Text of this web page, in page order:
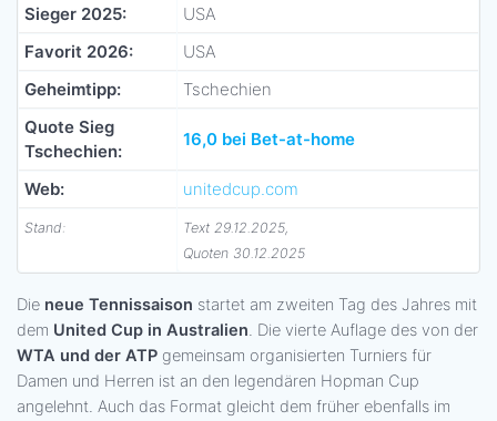
Sieger 2025:
USA
Favorit 2026:
USA
Geheimtipp:
Tschechien
Quote Sieg
Tschechien:
16,0 bei Bet-at-home
Web: unitedcup.com
Stand:
Text 29.12.2025,
Quoten 30.12.2025
Die neue Tennissaison startet am zweiten Tag des Jahres mit
dem United Cup in Australien. Die vierte Auflage des von der
WTA und der ATP gemeinsam organisierten Turniers für
Damen und Herren ist an den legendären Hopman Cup
angelehnt. Auch das Format gleicht dem früher ebenfalls im